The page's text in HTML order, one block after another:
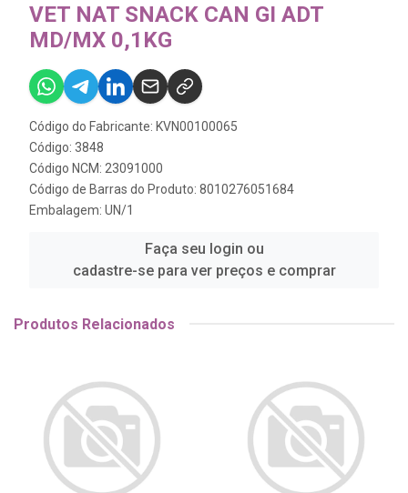
VET NAT SNACK CAN GI ADT
MD/MX 0,1KG
Código do Fabricante: KVN00100065
Código: 3848
Código NCM: 23091000
Código de Barras do Produto: 8010276051684
Embalagem: UN/1
Faça seu login ou
cadastre-se para ver preços e comprar
Produtos Relacionados